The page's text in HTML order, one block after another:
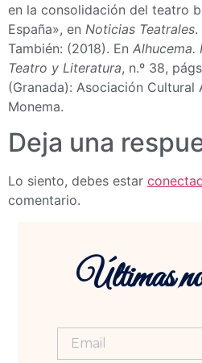
en la consolidación del teatro
España», en Noticias Teatrales.
También: (2018). En Alhucema.
Teatro y Literatura, n.º 38,
(Granada): Asociación Cultural
Monema.
Deja una
Lo siento, debes estar
comentario.
Últimas